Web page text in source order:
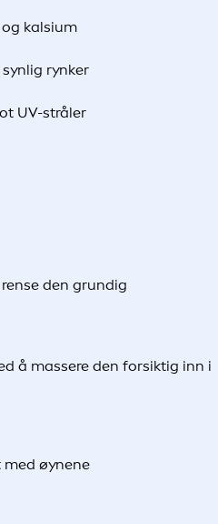
kalsium
rynker
UV-stråler
den grundig
å massere den forsiktig inn i
øynene